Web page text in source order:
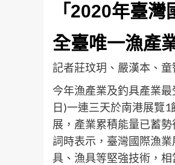
「2020年臺
全臺唯一漁產
記者莊玟玥、嚴漢本、
今年漁產業及釣具產業
日)一連三天於南港展覽
展，產業累積能量已蓄
詞時表示，臺灣國際漁
具、漁具等堅強技術，相